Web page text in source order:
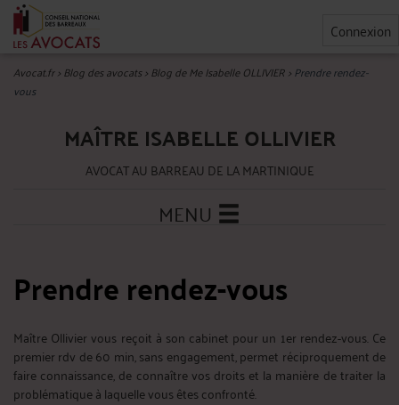
Connexion
Avocat.fr>Blog des avocats>Blog de Me Isabelle OLLIVIER>Prendre rendez-
vous
MAÎTRE ISABELLE OLLIVIER
AVOCAT AU BARREAU DE LA MARTINIQUE
MENU
Prendre rendez-vous
Maître Ollivier vous reçoit à son cabinet pour un 1er rendez-vous. Ce
premier rdv de 60 min, sans engagement, permet réciproquement de
faire connaissance, de connaître vos droits et la manière de traiter la
problématique à laquelle vous êtes confronté.